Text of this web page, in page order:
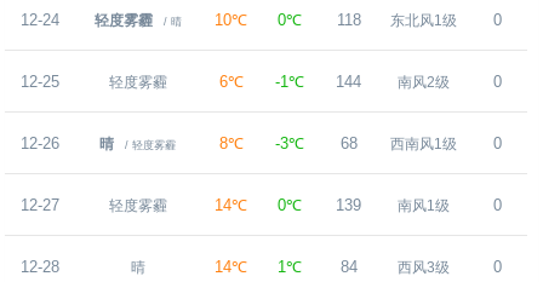
12-24 轻度雾霾 / 晴 10℃ 0℃ 118 东北风1级 0
12-25 轻度雾霾 6℃ -1℃ 144 南风2级 0
12-26 晴 / 轻度雾霾 8℃ -3℃ 68 西南风1级 0
12-27 轻度雾霾 14℃ 0℃ 139 南风1级 0
12-28 晴 14℃ 1℃ 84 西风3级 0